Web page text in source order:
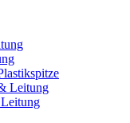
Leitung